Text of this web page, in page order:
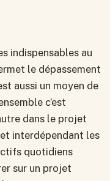
indispensables au
le dépassement
aussi un moyen de
c’est
dans le projet
interdépendant les
quotidiens
sur un projet